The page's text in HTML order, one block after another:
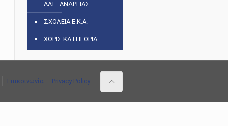
ΑΛΕΞΑΝΔΡΕΙΑΣ
ΣΧΟΛΕΙΑ Ε.Κ.Α.
ΧΩΡΙΣ ΚΑΤΗΓΟΡΙΑ
Επικοινωνία Privacy Policy